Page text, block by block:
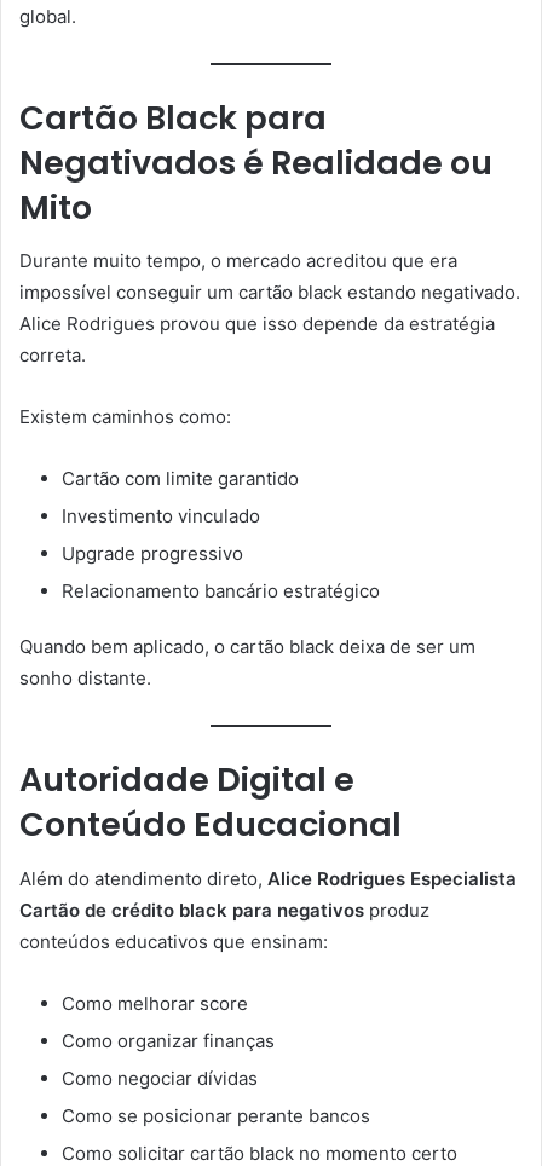
global.
Cartão Black para
Negativados é Realidade ou
Mito
Durante muito tempo, o mercado acreditou que era
impossível conseguir um cartão black estando negativado.
Alice Rodrigues provou que isso depende da estratégia
correta.
Existem caminhos como:
Cartão com limite garantido
Investimento vinculado
Upgrade progressivo
Relacionamento bancário estratégico
Quando bem aplicado, o cartão black deixa de ser um
sonho distante.
Autoridade Digital e
Conteúdo Educacional
Além do atendimento direto, Alice Rodrigues Especialista
Cartão de crédito black para negativos produz
conteúdos educativos que ensinam:
Como melhorar score
Como organizar finanças
Como negociar dívidas
Como se posicionar perante bancos
Como solicitar cartão black no momento certo